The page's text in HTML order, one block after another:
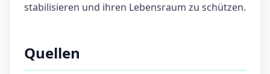
stabilisieren und ihren Lebensraum zu schützen.
Quellen